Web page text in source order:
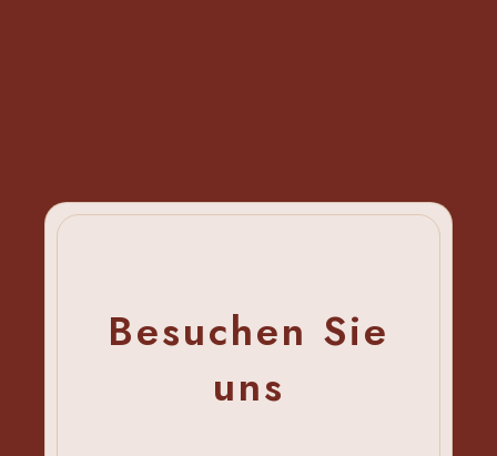
Besuchen Sie
uns